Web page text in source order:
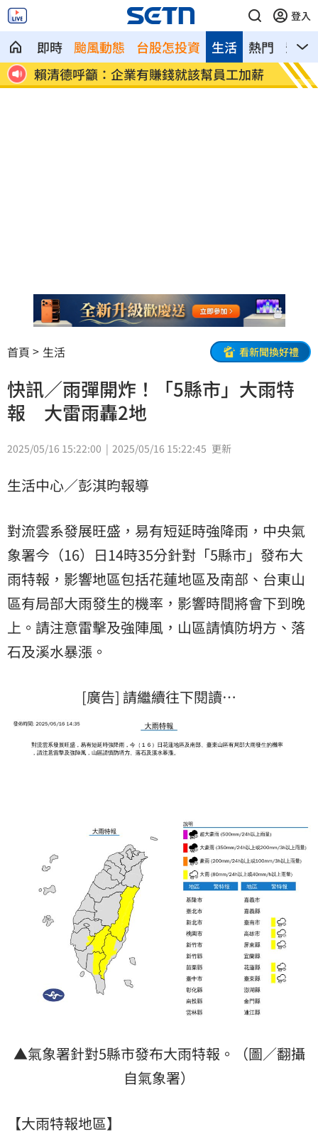
登入
即時 颱風動態 台股怎投資 熱門 影音
生活
薪
波若威獲百倍「本夢比」 專家揭都市傳
說
LINE
廢」
首頁 生活 看新聞換好禮
快訊／雨彈開炸！「5縣市」大雨特
報 大雷雨轟2地
2025/05/16 15:22:00 2025/05/16 15:22:45 更新
生活中心／彭淇昀報導
對流雲系發展旺盛，易有短延時強降雨， 中央氣
象署今（16）日14時35分針對「5縣市」發布大
雨特報 ，影響地區包括花蓮地區及南部、台東山
區有局部大雨發生的機率，影響時間將會下到晚
上。請注意雷擊及強陣風，山區請慎防坍方、落
石及溪水暴漲。
[廣告] 請繼續往下閱讀…
▲氣象署針對5縣市發布大雨特報。（圖／翻攝
自氣象署）
【大雨特報地區】